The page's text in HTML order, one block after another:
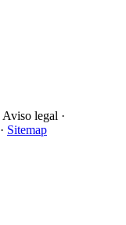
Aviso legal ·
· Sitemap